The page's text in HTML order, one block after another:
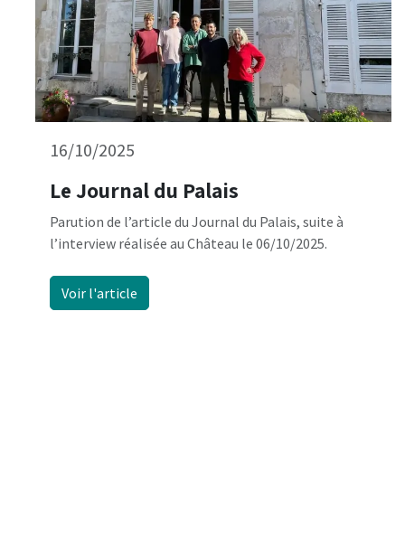
16/10/2025
Le Journal du Palais
Parution de l’article du Journal du Palais, suite à
l’interview réalisée au Château le 06/10/2025.
Voir l'article